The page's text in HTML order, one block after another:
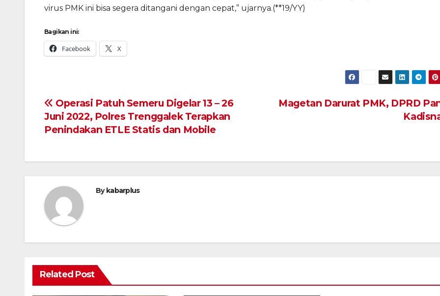
virus PMK ini bisa segera ditangani dengan cepat,” ujarnya.(**19/YY)
Bagikan ini:
Facebook X
Navigasi
pos
Magetan Darurat PMK, DPRD
Operasi Patuh Semeru Digelar 13 – 26
Juni 2022, Polres Trenggalek Terapkan
Penindakan ETLE Statis dan Mobile
Bykabarplus
Related Post